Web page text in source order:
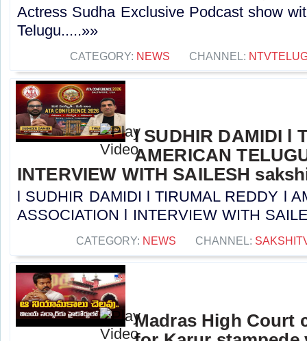
Actress Sudha Exclusive Podcast show
Telugu.....»»
CATEGORY: NEWS CHANNEL:
l SUDHIR DAMIDI l
AMERICAN
INTERVIEW WITH SAILESH
l SUDHIR DAMIDI l TIRUMAL REDDY l
ASSOCIATION l INTERVIEW WITH
CATEGORY: NEWS CHANNEL:
Madras High Court